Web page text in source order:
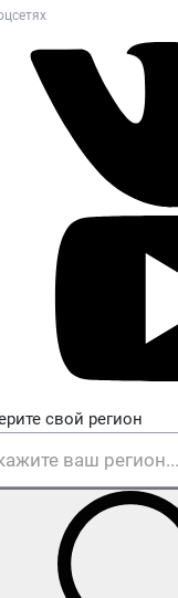
свой регион